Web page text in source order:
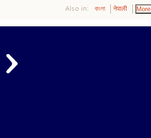
Also in: বাংলা नेपाली More